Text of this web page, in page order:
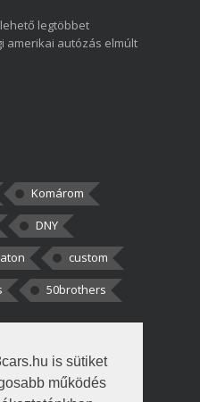
is sütiket
működés
legtöbbet
amerikai autózás elmúlt
Komárom
DNY
custom
50brothers
Én csak két
tudtam, hogy fél autót,